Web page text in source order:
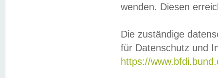
wenden. Diesen
Die zuständige
für Datenschutz und
https://